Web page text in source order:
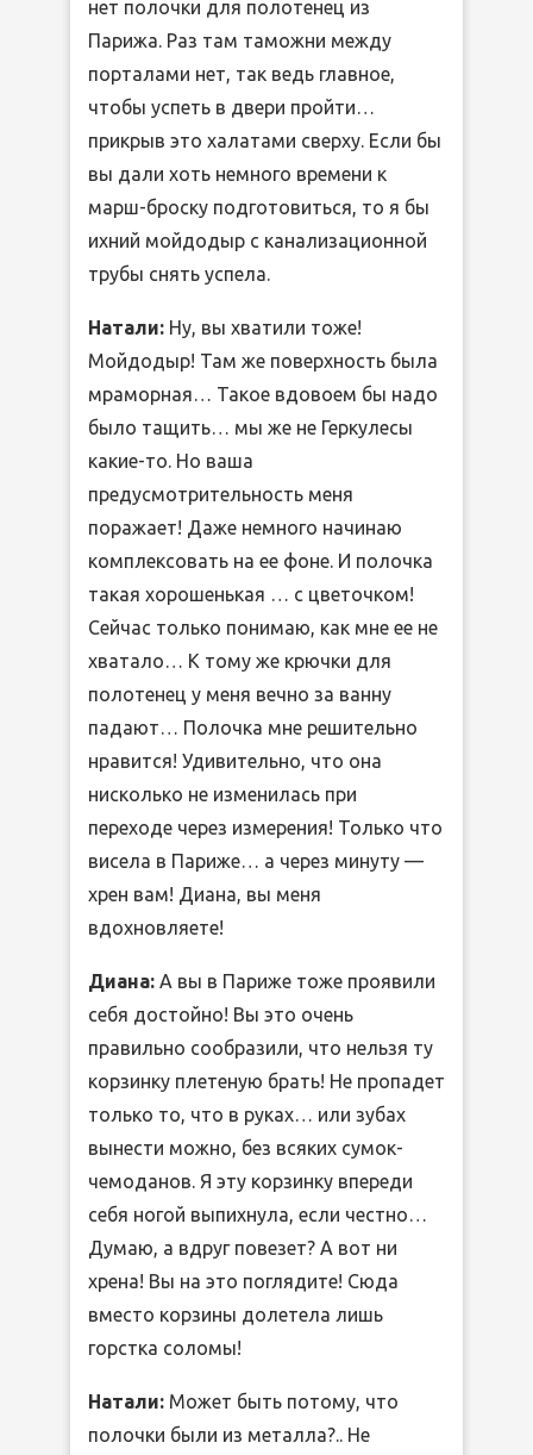
нет полочки для полотенец из
Парижа. Раз там таможни между
порталами нет, так ведь главное,
чтобы успеть в двери пройти…
прикрыв это халатами сверху. Если бы
вы дали хоть немного времени к
марш-броску подготовиться, то я бы
ихний мойдодыр с канализационной
трубы снять успела.
Натали: Ну, вы хватили тоже!
Мойдодыр! Там же поверхность была
мраморная… Такое вдовоем бы надо
было тащить… мы же не Геркулесы
какие-то. Но ваша
предусмотрительность меня
поражает! Даже немного начинаю
комплексовать на ее фоне. И полочка
такая хорошенькая … с цветочком!
Сейчас только понимаю, как мне ее не
хватало… К тому же крючки для
полотенец у меня вечно за ванну
падают… Полочка мне решительно
нравится! Удивительно, что она
нисколько не изменилась при
переходе через измерения! Только что
висела в Париже… а через минуту —
хрен вам! Диана, вы меня
вдохновляете!
Диана: А вы в Париже тоже проявили
себя достойно! Вы это очень
правильно сообразили, что нельзя ту
корзинку плетеную брать! Не пропадет
только то, что в руках… или зубах
вынести можно, без всяких сумок-
чемоданов. Я эту корзинку впереди
себя ногой выпихнула, если честно…
Думаю, а вдруг повезет? А вот ни
хрена! Вы на это поглядите! Сюда
вместо корзины долетела лишь
горстка соломы!
Натали: Может быть потому, что
полочки были из металла?.. Не